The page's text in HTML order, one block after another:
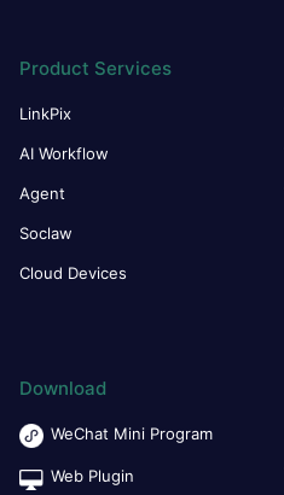
Product Services
LinkPix
AI Workflow
Agent
Soclaw
Cloud Devices
Download
WeChat Mini Program
Web Plugin